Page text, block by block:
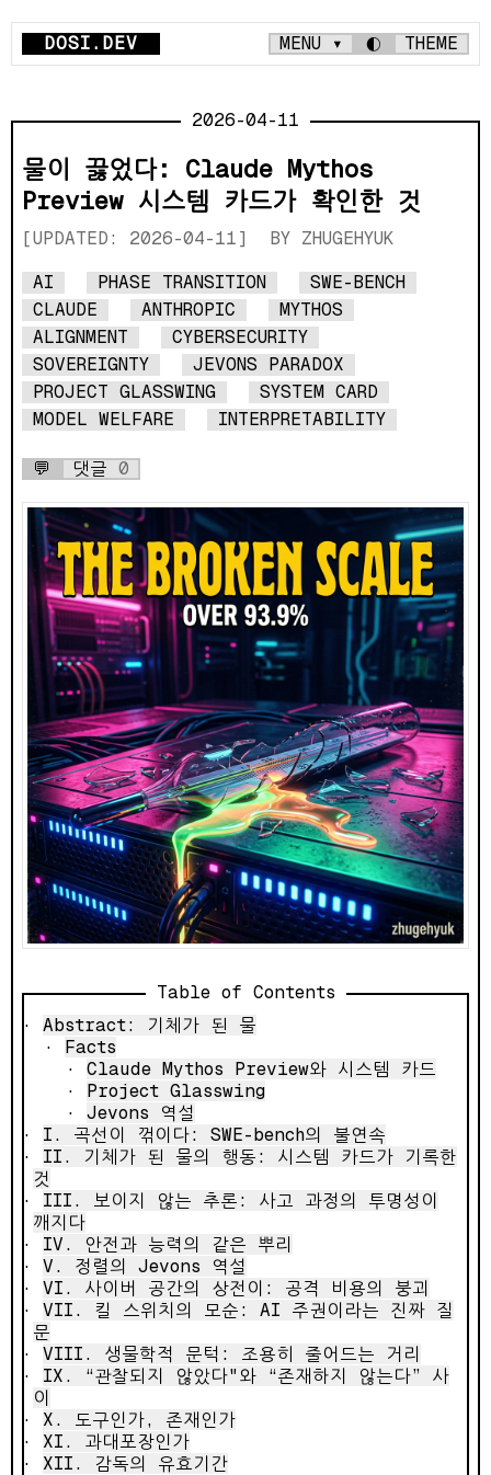
DOSI.DEV MENU ▾ ◐ THEME
2026-04-11
물이 끓었다: Claude Mythos
Preview 시스템 카드가 확인한 것
[UPDATED: 2026-04-11] ZHUGEHYUK
AI PHASE TRANSITION
SWE-BENCH
CLAUDE
ANTHROPIC
MYTHOS
ALIGNMENT
CYBERSECURITY
SOVEREIGNTY
JEVONS PARADOX
PROJECT GLASSWING
SYSTEM CARD
MODEL WELFARE
INTERPRETABILITY
💬 댓글 0
Table of Contents
Abstract: 기체가 된 물
Facts
Claude Mythos Preview와 시스템 카드
Project Glasswing
Jevons 역설
I. 곡선이 꺾이다: SWE-bench의 불연속
II. 기체가 된 물의 행동: 시스템 카드가 기록한
것
III. 보이지 않는 추론: 사고 과정의 투명성이
깨지다
IV. 안전과 능력의 같은 뿌리
V. 정렬의 Jevons 역설
VI. 사이버 공간의 상전이: 공격 비용의 붕괴
VII. 킬 스위치의 모순: AI 주권이라는 진짜 질
문
VIII. 생물학적 문턱: 조용히 줄어드는 거리
IX. “관찰되지 않았다"와 “존재하지 않는다” 사
이
X. 도구인가, 존재인가
XI. 과대포장인가
XII. 감독의 유효기간